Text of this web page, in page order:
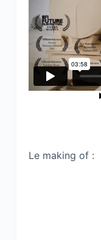
Le making of :